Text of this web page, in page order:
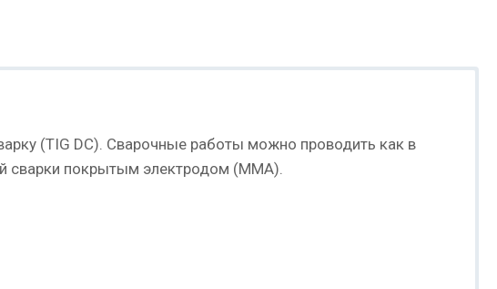
(TIG DC). Сварочные работы можно проводить как в
сварки покрытым электродом (MMA).